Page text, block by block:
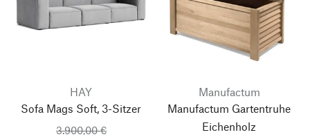
HAY
Sofa Mags Soft, 3-Sitzer
3.900,00 €
Manufactum
Manufactum Gartentruhe
Eichenholz